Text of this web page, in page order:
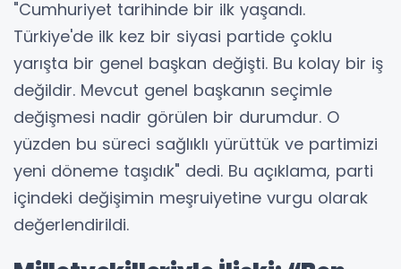
"Cumhuriyet tarihinde bir ilk yaşandı.
Türkiye'de ilk kez bir siyasi partide çoklu
yarışta bir genel başkan değişti. Bu kolay bir iş
değildir. Mevcut genel başkanın seçimle
değişmesi nadir görülen bir durumdur. O
yüzden bu süreci sağlıklı yürüttük ve partimizi
yeni döneme taşıdık" dedi. Bu açıklama, parti
içindeki değişimin meşruiyetine vurgu olarak
değerlendirildi.